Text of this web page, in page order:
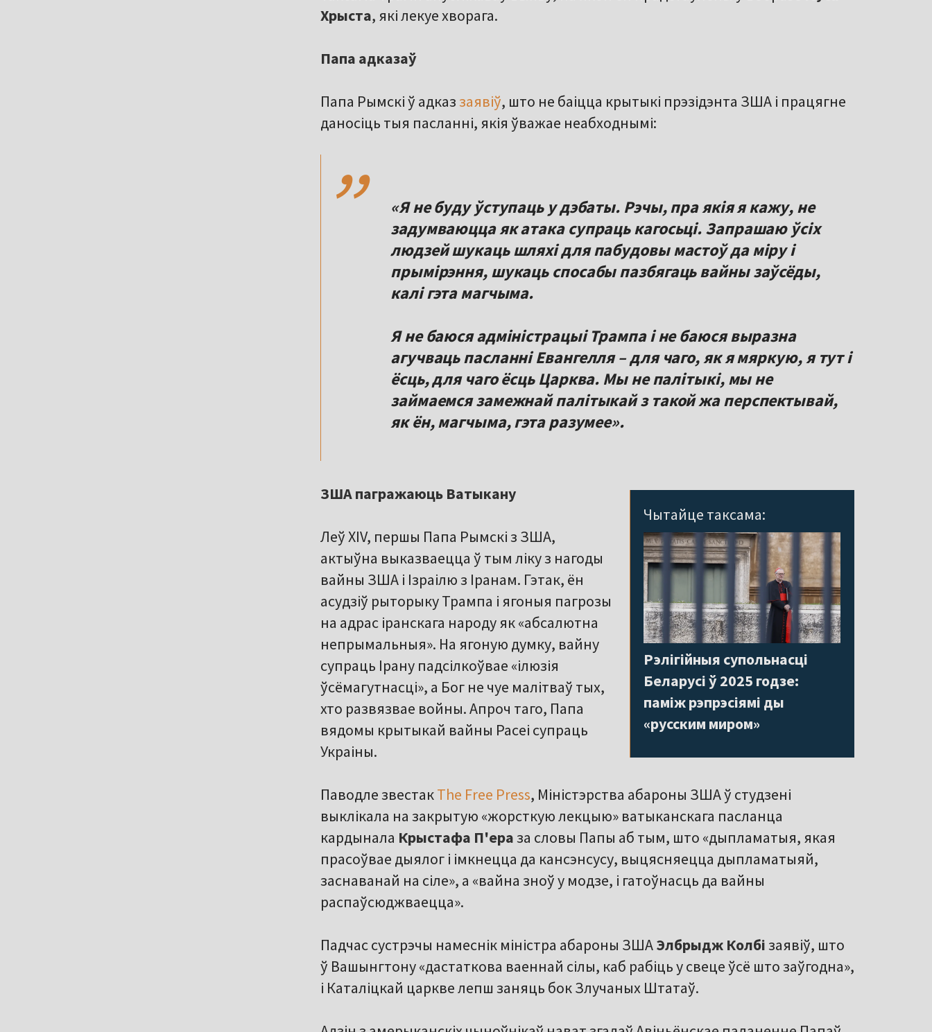
Хрыста, які лекуе хворага.
Папа адказаў
Папа Рымскі ў адказ заявіў, што не баіцца крытыкі прэзідэнта ЗША і працягне
даносіць тыя пасланні, якія ўважае неабходнымі:
,,
«Я не буду ўступаць у дэбаты. Рэчы, пра якія я кажу, не
задумваюцца як атака супраць кагосьці. Запрашаю ўсіх
людзей шукаць шляхі для пабудовы мастоў да міру і
прымірэння, шукаць спосабы пазбягаць вайны заўсёды,
калі гэта магчыма.
Я не баюся адміністрацыі Трампа і не баюся выразна
агучваць пасланні Евангелля – для чаго, як я мяркую, я тут і
ёсць, для чаго ёсць Царква. Мы не палітыкі, мы не
займаемся замежнай палітыкай з такой жа перспектывай,
як ён, магчыма, гэта разумее».
Чытайце таксама:
Рэлігійныя супольнасці
Беларусі ў 2025 годзе:
паміж рэпрэсіямі ды
«русским миром»
ЗША пагражаюць Ватыкану
Леў XIV, першы Папа Рымскі з ЗША,
актыўна выказваецца ў тым ліку з нагоды
вайны ЗША і Ізраілю з Іранам. Гэтак, ён
асудзіў рыторыку Трампа і ягоныя пагрозы
на адрас іранскага народу як «абсалютна
непрымальныя». На ягоную думку, вайну
супраць Ірану падсілкоўвае «ілюзія
ўсёмагутнасці», а Бог не чуе малітваў тых,
хто развязвае войны. Апроч таго, Папа
вядомы крытыкай вайны Расеі супраць
Украіны.
Паводле звестакThe Free Press, Міністэрства абароны ЗША ў студзені
выклікала на закрытую «жорсткую лекцыю» ватыканскага пасланца
кардынала Крыстафа П'ераза словы Папы аб тым, што «дыпламатыя, якая
прасоўвае дыялог і імкнецца да кансэнсусу, выцясняецца дыпламатыяй,
заснаванай на сіле», а «вайна зноў у модзе, і гатоўнасць да вайны
распаўсюджваецца».
Падчас сустрэчы намеснік міністра абароны ЗШАЭлбрыдж Колбізаявіў, што
ў Вашынгтону «дастаткова ваеннай сілы, каб рабіць у свеце ўсё што заўгодна»,
і Каталіцкай царкве лепш заняць бок Злучаных Штатаў.